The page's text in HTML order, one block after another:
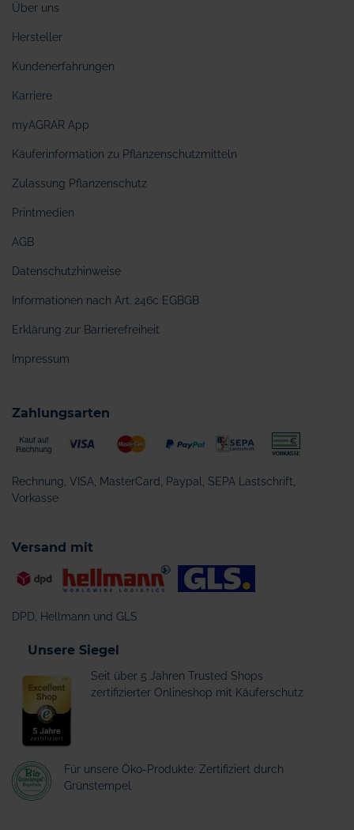
Über uns
Hersteller
Kundenerfahrungen
Karriere
myAGRAR App
Käuferinformation zu Pflanzenschutzmitteln
Zulassung Pflanzenschutz
Printmedien
AGB
Datenschutzhinweise
Informationen nach Art. 246c EGBGB
Erklärung zur Barrierefreiheit
Impressum
Zahlungsarten
Rechnung, VISA, MasterCard, Paypal, SEPA Lastschrift,
Vorkasse
Versand mit
DPD, Hellmann und GLS
Unsere Siegel
Seit über 5 Jahren Trusted Shops
zertifizierter Onlineshop mit Käuferschutz
Für unsere Öko-Produkte: Zertifiziert durch
Grünstempel